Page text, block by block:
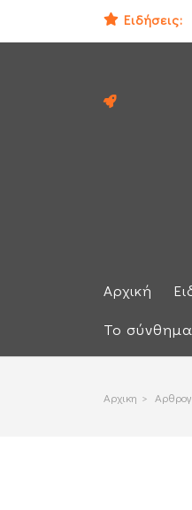
Ειδήσεις:
Αρχική
Το
Αρχικη >